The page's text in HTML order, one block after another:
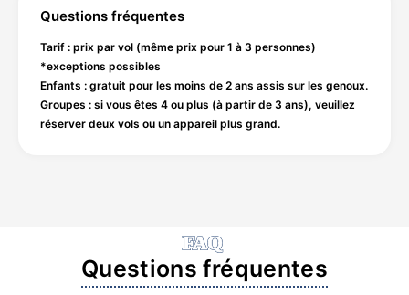
Questions fréquentes
Tarif : prix par vol (même prix pour 1 à 3 personnes)
*exceptions possibles
Enfants : gratuit pour les moins de 2 ans assis sur les genoux.
Groupes : si vous êtes 4 ou plus (à partir de 3 ans), veuillez
réserver deux vols ou un appareil plus grand.
FAQ
Questions fréquentes